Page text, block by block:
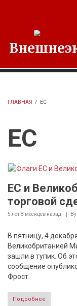
ГЛАВНАЯ / ЕС
ЕС
ЕС и
торговой
5 лет 8 месяцев назад By
В пятницу, 4
Великобританией
зашли в тупик. Об
сообщение
Фрост.
Подробнее